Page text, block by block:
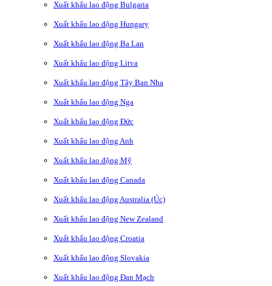
Xuất khẩu lao động Bulgaria
Xuất khẩu lao động Hungary
Xuất khẩu lao động Ba Lan
Xuất khẩu lao động Litva
Xuất khẩu lao động Tây Ban Nha
Xuất khẩu lao động Nga
Xuất khẩu lao động Đức
Xuất khẩu lao động Anh
Xuất khẩu lao động Mỹ
Xuất khẩu lao động Canada
Xuất khẩu lao động Australia (Úc)
Xuất khẩu lao động New Zealand
Xuất khẩu lao động Croatia
Xuất khẩu lao động Slovakia
Xuất khẩu lao động Đan Mạch